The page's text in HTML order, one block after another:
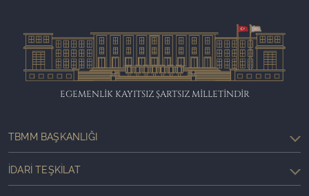
EGEMENLİK KAYITSIZ ŞARTSIZ MİLLETİNDİR
TBMM BAŞKANLIĞI
İDARI TEŞKILAT